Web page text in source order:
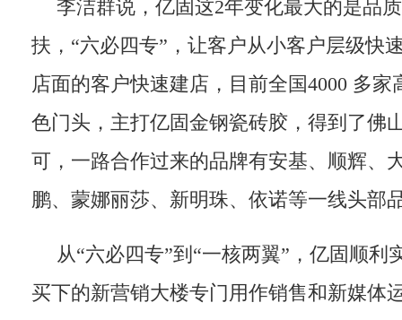
李洁群说，亿固这2年变化最大的是品
扶，“六必四专”，让客户从小客户层级快
店面的客户快速建店，目前全国4000 多家
色门头，主打亿固金钢瓷砖胶，得到了佛
可，一路合作过来的品牌有安基、顺辉、
鹏、蒙娜丽莎、新明珠、依诺等一线头部
从“六必四专”到“一核两翼”，亿固顺利
买下的新营销大楼专门用作销售和新媒体